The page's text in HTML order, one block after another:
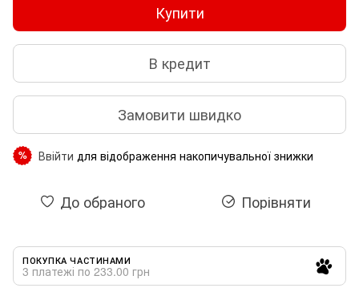
Купити
В кредит
Замовити швидко
% Ввійти для відображення накопичувальної знижки
До обраного Порівняти
ПОКУПКА ЧАСТИНАМИ
3 платежі по 233.00 грн